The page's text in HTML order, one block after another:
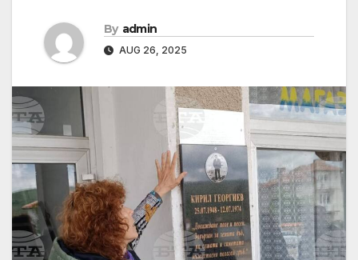
By admin
AUG 26, 2025